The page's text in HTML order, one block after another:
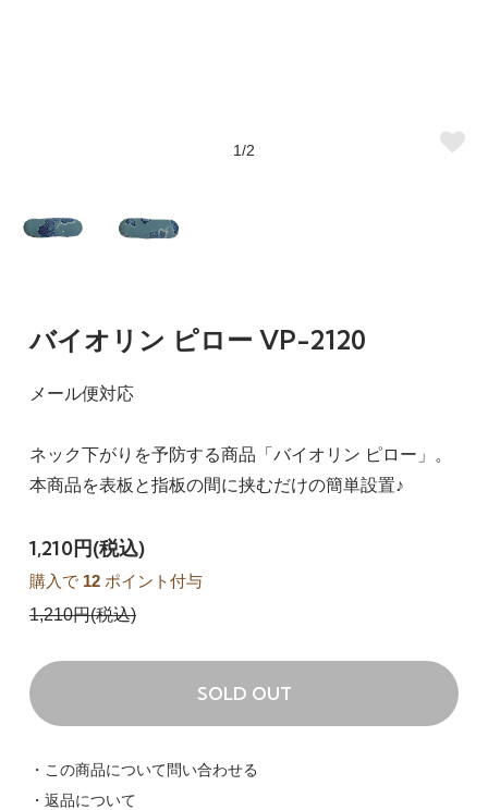
1/2
バイオリン ピロー VP-2120
メール便対応
ネック下がりを予防する商品「バイオリン ピロー」。
本商品を表板と指板の間に挟むだけの簡単設置♪
1,210円(税込)
購入で 12ポイント付与
1,210円(税込)
SOLD OUT
・この商品について問い合わせる
・返品について